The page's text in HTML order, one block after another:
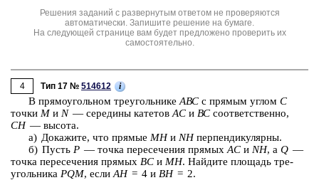
Решения заданий с развернутым ответом не проверяются
автоматически. Запишите решение на бумаге.
На следующей странице вам будет предложено проверить их
самостоятельно.
4 Тип 17 № 514612 i
В пря­мо­уголь­ном тре­уголь­ни­ке АВС с пря­мым углом С
точки М и N— се­ре­ди­ны ка­те­тов АС и ВС со­от­вет­ствен­но,
СН— вы­со­та.
а) До­ка­жи­те, что пря­мые МНи NHпер­пен­ди­ку­ляр­ны.
б) Пусть Р — точка пе­ре­се­че­ния пря­мых АС и NH, а Q —
точка пе­ре­се­че­ния пря­мых BC и МН. Най­ди­те пло­щадь тре­
уголь­ни­ка PQM, если АН= 4 и ВН= 2.